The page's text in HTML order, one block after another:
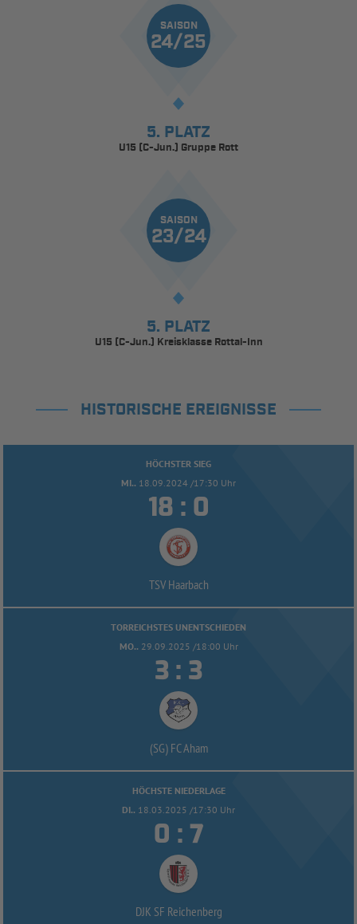
SAISON
24/25
5. PLATZ
U15 (C-Jun.) Gruppe Rott
SAISON
23/24
5. PLATZ
U15 (C-Jun.) Kreisklasse Rottal-Inn
HISTORISCHE EREIGNISSE
HÖCHSTER SIEG
MI.. 18.09.2024 /17:30 Uhr
 : 
TSV Haarbach
TORREICHSTES UNENTSCHIEDEN
MO.. 29.09.2025 /18:00 Uhr
 : 
(SG) FC Aham
HÖCHSTE NIEDERLAGE
DI.. 18.03.2025 /17:30 Uhr
 : 
DJK SF Reichenberg